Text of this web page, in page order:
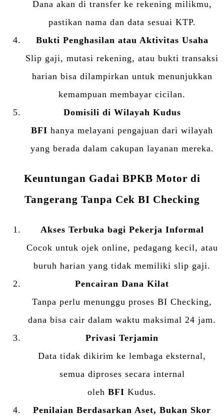
Dana akan di transfer ke rekening milikmu,
pastikan nama dan data sesuai KTP.
Bukti Penghasilan atau Aktivitas Usaha
Slip gaji, mutasi rekening, atau bukti transaksi
harian bisa dilampirkan untuk menunjukkan
kemampuan membayar cicilan.
Domisili di Wilayah Kudus
BFI hanya melayani pengajuan dari wilayah
yang berada dalam cakupan layanan mereka.
Keuntungan Gadai BPKB Motor di
Tangerang Tanpa Cek BI Checking
Akses Terbuka bagi Pekerja Informal
Cocok untuk ojek online, pedagang kecil, atau
buruh harian yang tidak memiliki slip gaji.
Pencairan Dana Kilat
Tanpa perlu menunggu proses BI Checking,
dana bisa cair dalam waktu maksimal 24 jam.
Privasi Terjamin
Data tidak dikirim ke lembaga eksternal,
semua diproses secara internal
oleh BFI Kudus.
Penilaian Berdasarkan Aset, Bukan Skor